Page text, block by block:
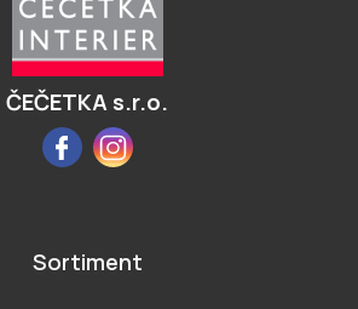
ČEČETKA s.r.o.
FacebookInstagram
Sortiment